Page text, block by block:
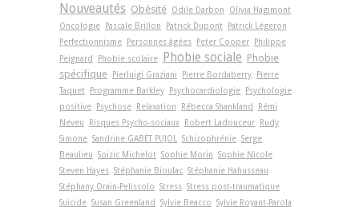
Nouveautés Obésité Odile Darbon
Olivia Hagimont
Oncologie Pascale Brillon Patrick Dupont Patrick Légeron
Perfectionnisme Personnes âgées Peter Cooper Philippe
Peignard
Phobie scolaire Phobie sociale Phobie
spécifique Pierluigi Graziani Pierre Bordaberry Pierre
Taquet Programme Barkley Psychocardiologie Psychologie
positive Psychose Relaxation Rébecca Shankland
Rémi
Neveu
Risques Psycho-sociaux Robert Ladouceur Rudy
Simone Sandrine GABET PUJOL Schizophrénie Serge
Beaulieu Soizic Michelot Sophie Morin Sophie Nicole
Steven Hayes Stéphanie Bioulac Stéphanie Hahusseau
Stéphany Orain-Pelissolo Stress Stress post-traumatique
Suicide Susan Greenland Sylvie Beacco Sylvie Royant-Parola